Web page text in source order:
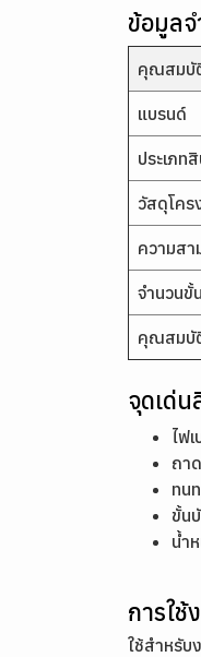
ข้อมูล
คุณสมบั
แบรนด์
ประเภท
วัสดุโคร
ความสา
จำนวนขั้น
คุณสมบั
จุดเด่
ไฟ
ถา
ทน
ขั้น
น้ำ
การใช้
ใช้สำหรับ